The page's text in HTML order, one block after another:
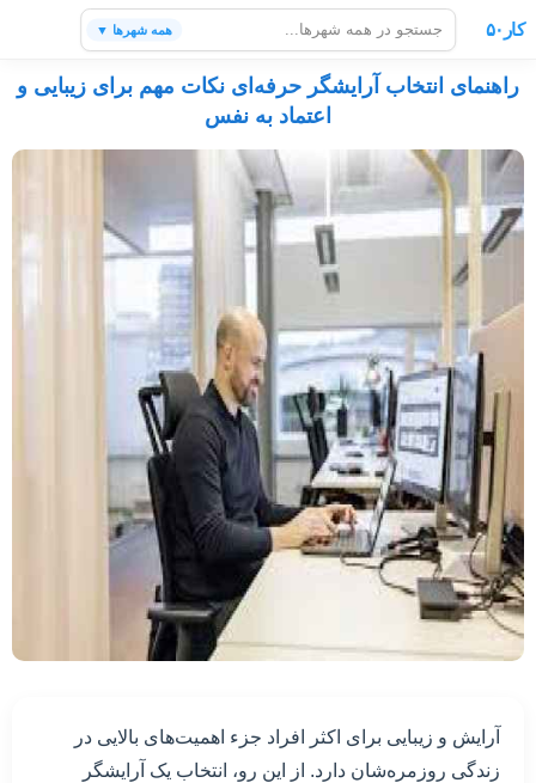
کار۵۰ همه شهرها ▼
راهنمای انتخاب آرایشگر حرفه‌ای نکات مهم برای زیبایی و
اعتماد به نفس
آرایش و زیبایی برای اکثر افراد جزء اهمیت‌های بالایی در
زندگی روزمره‌شان دارد. از این رو، انتخاب یک آرایشگر